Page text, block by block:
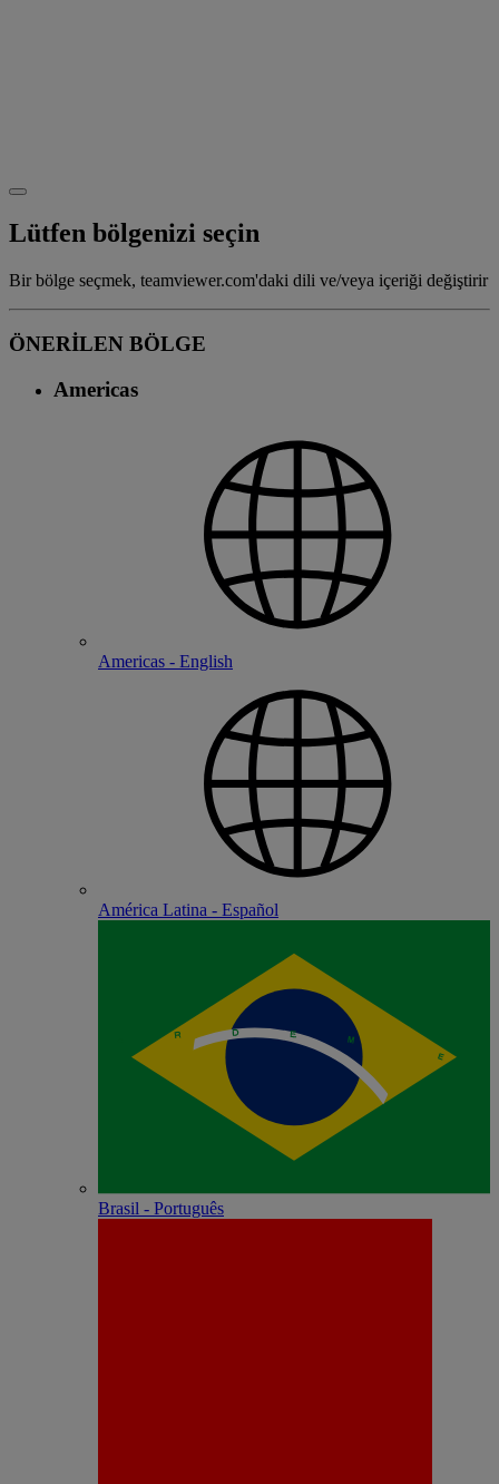
Lütfen bölgenizi seçin
Bir bölge seçmek, teamviewer.com'daki dili ve/veya içeriği değiştirir
ÖNERİLEN BÖLGE
Americas
Americas - English
América Latina - Español
Brasil - Português